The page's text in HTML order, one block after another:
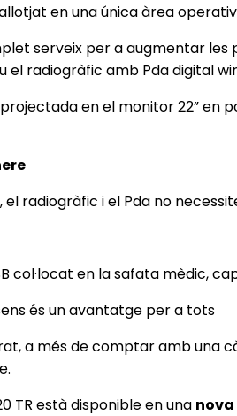
en una única àrea
serveix per a augmentar
el radiogràfic amb Pda digital
en el monitor 22” en
radiogràfic i el Pda no
col·locat en la safata mèdic,
és un avantatge per a tots
a més de comptar amb una
TR està disponible en una nova